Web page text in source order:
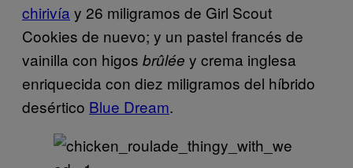
chirivía y 26 miligramos de Girl Scout
Cookies de nuevo; y un pastel francés de
vainilla con higos brûlée y crema inglesa
enriquecida con diez miligramos del híbrido
desértico Blue Dream.